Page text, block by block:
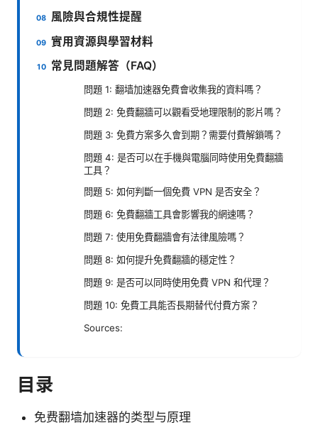
風險與合規性提醒
實用資源與學習材料
常見問題解答（FAQ）
問題 1: 翻墙加速器免費會收集我的資料嗎？
問題 2: 免費翻牆可以觀看受地理限制的影片嗎？
問題 3: 免費方案多久會到期？需要付費解鎖嗎？
問題 4: 是否可以在手機與電腦同時使用免費翻牆
工具？
問題 5: 如何判斷一個免費 VPN 是否安全？
問題 6: 免費翻牆工具會影響我的網速嗎？
問題 7: 使用免費翻牆會有法律風險嗎？
問題 8: 如何提升免費翻牆的穩定性？
問題 9: 是否可以同時使用免費 VPN 和代理？
問題 10: 免費工具能否長期替代付費方案？
Sources:
目录
免费翻墙加速器的类型与原理